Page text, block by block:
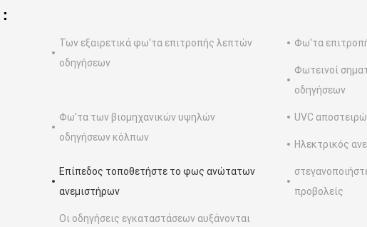
Των εξαιρετικά φω'τα επιτροπής λεπτών
οδηγήσεων
Φω'τα
Φωτεινοί
οδηγήσεων
Φω'τα των βιομηχανικών υψηλών
οδηγήσεων κόλπων
UVC
Ηλεκτρικός
Επίπεδος τοποθετήστε το φως ανώτατων
ανεμιστήρων
προβολείς
Οι οδηγήσεις εγκαταστάσεων αυξάνονται